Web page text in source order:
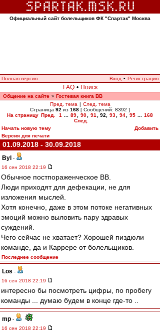
Официальный сайт болельщиков ФК "Спартак" Москва
Полная версия Вход • Регистрация
FAQ • Поиск
Общение на сайте » Гостевая книга ВВ
Пред. тема | След. тема
Страница 92 из 168 [ Сообщений: 8392 ]
На страницу Пред. 1 89 90 91 92 93 94 95
168
След.
Начать новую тему
Добавить
Версия для печати
01.09.2018 - 30.09.2018
Byl -
16 сен 2018 22:19
Обычное постпораженческое ВВ.
Люди приходят для дефекации, не для
изложения мыслей.
Хотя конечно, даже в этом потоке негативных
эмоций можно выловить пару здравых
суждений.
Чего сейчас не хватает? Хорошей пиздюли
команде, да и Каррере от болельщиков.
Последнее сообщение
Los -
16 сен 2018 22:19
интересно бы посмотреть цифры, по пробегу
команды ... думаю будем в конце где-то ..
mp -
16 сен 2018 22:19